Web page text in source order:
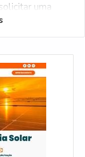
uma
clique em
abaixo: